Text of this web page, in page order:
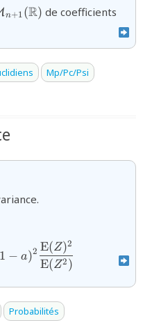
n+1 (R) de coefficients
Mp/Pc/Psi
1 − a)2
E(Z2 )
E(Z)2
Probabilités